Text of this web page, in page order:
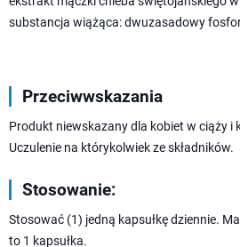
substancja wiążąca: dwuzasadowy
Przeciwwskazania
Produkt niewskazany dla kobiet w ciąży i
Uczulenie na którykolwiek ze składników.
Stosowanie:
Stosować (1) jedną kapsułkę dziennie.
to 1 kapsułka.